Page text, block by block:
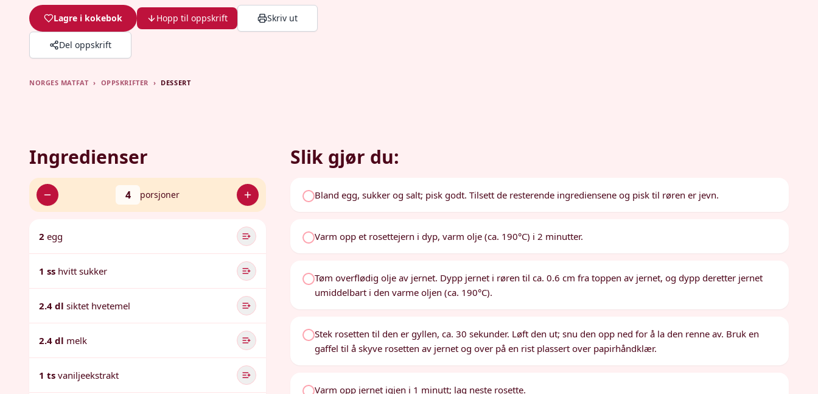
Lagre i kokebok Hopp til oppskrift Skriv ut
Del oppskrift
NORGES MATFAT › OPPSKRIFTER › DESSERT
Ingredienser
4 porsjoner
2 egg
1 ss hvitt sukker
2.4 dl siktet hvetemel
2.4 dl melk
1 ts vaniljeekstrakt
Slik gjør du:
Bland egg, sukker og salt; pisk godt. Tilsett de resterende ingrediensene og pisk til røren er jevn.
Varm opp et rosettejern i dyp, varm olje (ca. 190°C) i 2 minutter.
Tøm overflødig olje av jernet. Dypp jernet i røren til ca. 0.6 cm fra toppen av jernet, og dypp deretter jernet
umiddelbart i den varme oljen (ca. 190°C).
Stek rosetten til den er gyllen, ca. 30 sekunder. Løft den ut; snu den opp ned for å la den renne av. Bruk en
gaffel til å skyve rosetten av jernet og over på en rist plassert over papirhåndklær.
Varm opp jernet igjen i 1 minutt; lag neste rosette.